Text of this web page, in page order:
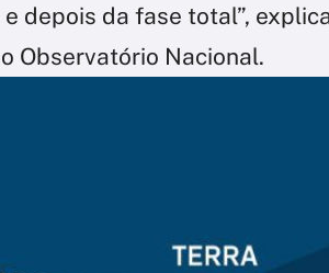
depois da fase total”,
Observatório Nacional.